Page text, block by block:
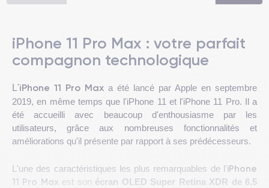
iPhone 11 Pro Max : votre parfait
compagnon technologique
L'iPhone 11 Pro Max a été lancé par Apple en septembre
2019, en même temps que l'iPhone 11 et l'iPhone 11 Pro. Il a
été accueilli avec beaucoup d'enthousiasme par les
utilisateurs, grâce aux nombreuses fonctionnalités et
améliorations qu'il présente par rapport à ses prédécesseurs.
L'une des caractéristiques les plus remarquables de l'iPhone
11 Pro Max est son écran OLED Super Retina XDR de 6,5